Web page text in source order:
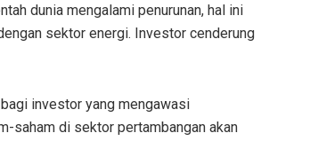
dunia mengalami penurunan, hal ini
sektor energi. Investor cenderung
investor yang mengawasi
saham di sektor pertambangan akan